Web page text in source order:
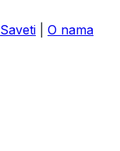
Saveti
O nama